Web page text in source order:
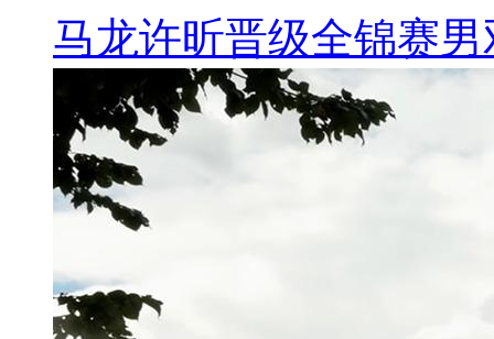
马龙许昕晋级全锦赛